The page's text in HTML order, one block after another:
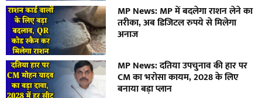
MP News: MP में बदलेगा राशन लेने का
तरीका, अब डिजिटल रुपये से मिलेगा
अनाज
MP News: दतिया उपचुनाव की हार पर
CM का भरोसा कायम, 2028 के लिए
बनाया बड़ा प्लान